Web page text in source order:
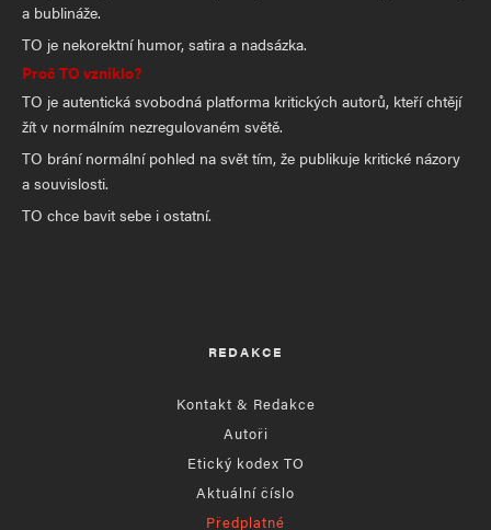
a bublináže.
TO je nekorektní humor, satira a nadsázka.
Proč TO vzniklo?
TO je autentická svobodná platforma kritických autorů, kteří chtějí
žít v normálním nezregulovaném světě.
TO brání normální pohled na svět tím, že publikuje kritické názory
a souvislosti.
TO chce bavit sebe i ostatní.
REDAKCE
Kontakt & Redakce
Autoři
Etický kodex TO
Aktuální číslo
Předplatné